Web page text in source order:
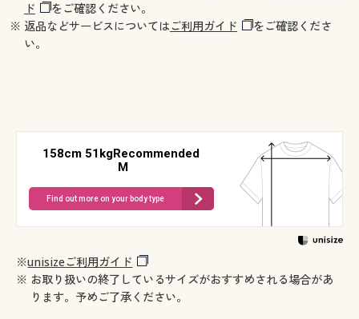
ド
をご確認ください。
※ 返品などサービスについてはご利用ガイド
をご確認くださ
い。
158cm 51kgRecommended
M
Find out more on your body type
※unisizeご利用ガイド
※ お取り扱いの終了しているサイズがおすすめされる場合があ
ります。予めご了承ください。